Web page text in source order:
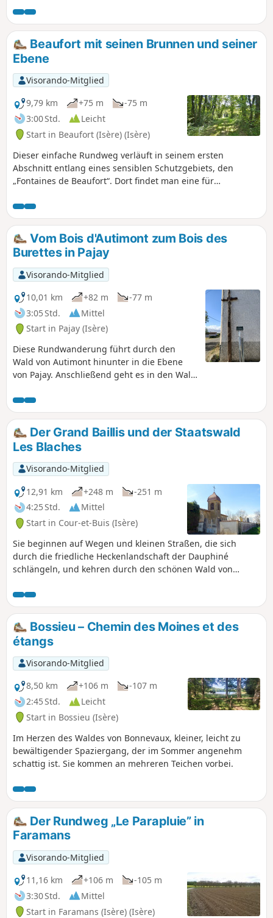
Beaufort mit seinen Brunnen und seiner
Ebene
Visorando-Mitglied
9,79 km
+75 m
-75 m
3:00 Std.
Leicht
Start in Beaufort (Isère) (Isère)
Dieser einfache Rundweg verläuft in seinem ersten
Abschnitt entlang eines sensiblen Schutzgebiets, den
„Fontaines de Beaufort“. Dort findet man eine für
WANDERER (SES), DIE MEINE WANDERROUTEN
BEWÄLTIGEN: Ihr könnt Fotos hochladen und dabei den
Standort auf der Route angeben.
Vom Bois d'Autimont zum Bois des
Burettes in Pajay
Visorando-Mitglied
10,01 km
+82 m
-77 m
3:05 Std.
Mittel
Start in Pajay (Isère)
Diese Rundwanderung führt durch den
Wald von Autimont hinunter in die Ebene
von Pajay. Anschließend geht es in den Wald
Besonderheit beim Abstieg vor der Ebene:
ein Kreuz aus dem Jahr 1840 an der Ecke
eines Hauses an der Kreuzung von Serclier.
Schöner Blick auf das Chartreuse-Massiv
beim Durchqueren der Ebene. Angenehme
Wanderung dank der abwechslungsreichen
Landschaften: Wald, Teiche usw. AN ALLE
WANDERER (SES), DIE MEINE
WANDERROUTEN BEWÄLTIGEN: Ihr könnt
Fotos hochladen und dabei den Standort auf
der Route angeben.
Der Grand Baillis und der Staatswald
Les Blaches
Visorando-Mitglied
12,91 km
+248 m
-251 m
4:25 Std.
Mittel
Start in Cour-et-Buis (Isère)
Sie beginnen auf Wegen und kleinen Straßen, die sich
durch die friedliche Heckenlandschaft der Dauphiné
schlängeln, und kehren durch den schönen Wald von
nennenswerten Schwierigkeiten.
Bossieu – Chemin des Moines et des
étangs
Visorando-Mitglied
8,50 km
+106 m
-107 m
2:45 Std.
Leicht
Start in Bossieu (Isère)
Im Herzen des Waldes von Bonnevaux, kleiner, leicht zu
bewältigender Spaziergang, der im Sommer angenehm
schattig ist. Sie kommen an mehreren Teichen vorbei.
Der Rundweg „Le Parapluie” in
Faramans
Visorando-Mitglied
11,16 km
+106 m
-105 m
3:30 Std.
Mittel
Start in Faramans (Isère) (Isère)